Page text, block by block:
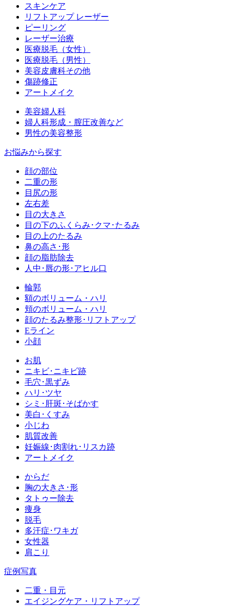
スキンケア
リフトアップ レーザー
ピーリング
レーザー治療
医療脱毛（女性）
医療脱毛（男性）
美容皮膚科その他
傷跡修正
アートメイク
美容婦人科
婦人科形成・膣圧改善など
男性の美容整形
お悩みから探す
顔の部位
二重の形
目尻の形
左右差
目の大きさ
目の下のふくらみ･クマ･たるみ
目の上のたるみ
鼻の高さ･形
顔の脂肪除去
人中･唇の形･アヒル口
輪郭
額のボリューム・ハリ
頬のボリューム・ハリ
顔のたるみ整形･リフトアップ
Eライン
小顔
お肌
ニキビ･ニキビ跡
毛穴･黒ずみ
ハリ･ツヤ
シミ･肝斑･そばかす
美白･くすみ
小じわ
肌質改善
妊娠線･肉割れ･リスカ跡
アートメイク
からだ
胸の大きさ･形
タトゥー除去
痩身
脱毛
多汗症･ワキガ
女性器
肩こり
症例写真
二重・目元
エイジングケア・リフトアップ